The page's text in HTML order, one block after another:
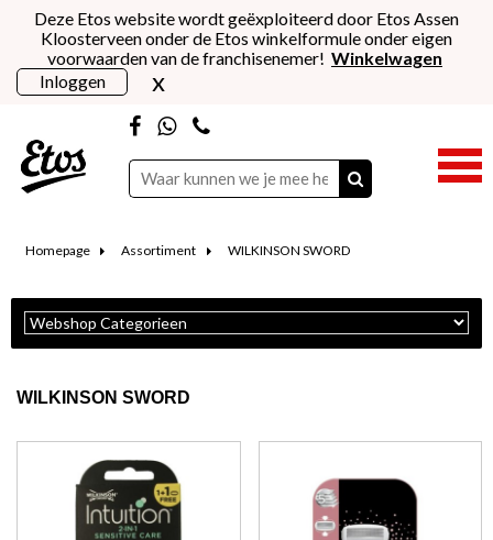
Deze Etos website wordt geëxploiteerd door Etos Assen
Kloosterveen onder de Etos winkelformule onder eigen
voorwaarden van de franchisenemer! Winkelwagen
Inloggen
x
Homepage Assortiment WILKINSON SWORD
WILKINSON SWORD